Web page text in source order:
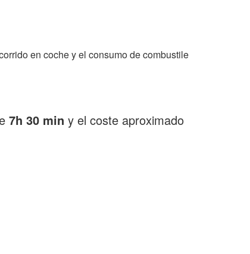
en coche y el consumo de combustile
7h 30 min y el coste aproximado